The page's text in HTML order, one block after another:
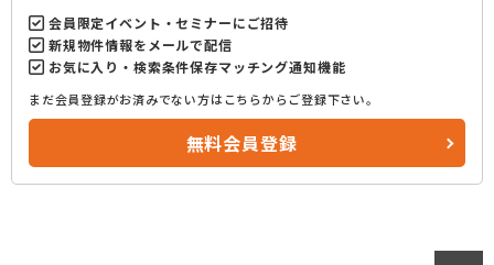
会員限定イベント・セミナーにご招待
新規物件情報をメールで配信
お気に入り・検索条件保存マッチング通知機能
まだ会員登録がお済みでない方はこちらからご登録下さい。
無料会員登録